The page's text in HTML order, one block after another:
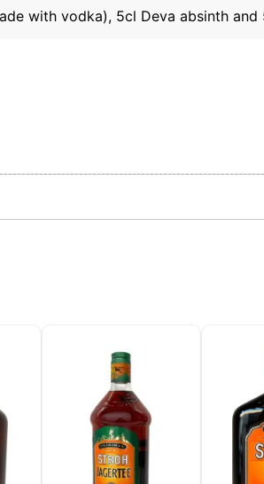
with vodka), 5cl Deva absinth
sitio web y, por último, con fines de
tratamiento no esencial eligiendo